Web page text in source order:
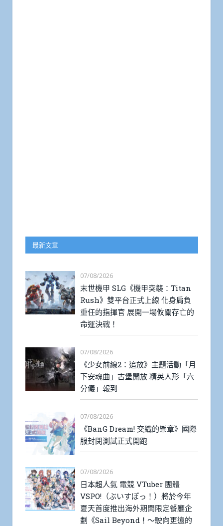
最新文章
07/08/2026
末世機甲 SLG《機甲突襲：Titan
Rush》雙平台正式上線 化身肩負
重任的指揮官 展開一場攸關存亡的
命運決戰！
07/08/2026
《少女前線2：追放》主題活動「月
下安魂曲」古堡開放 精英人形「六
分儀」報到
07/08/2026
《BanG Dream! 交織的樂章》國際
服封閉測試正式開跑
07/08/2026
日本超人氣 電競 VTuber 團體
VSPO!（ぶいすぽっ！）將於今年
夏天首度推出海外期間限定餐廳企
劃《Sail Beyond！～駛向更遠的